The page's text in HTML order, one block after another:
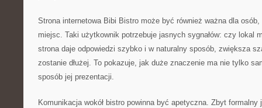
Strona internetowa Bibi Bistro może być również ważna dla
miejsc. Taki użytkownik potrzebuje jasnych sygnałów: czy lokal
strona daje odpowiedzi szybko i w naturalny sposób, zwiększa
zostanie dłużej. To pokazuje, jak duże znaczenie ma nie tylko
sposób jej prezentacji.
Komunikacja wokół bistro powinna być apetyczna. Zbyt